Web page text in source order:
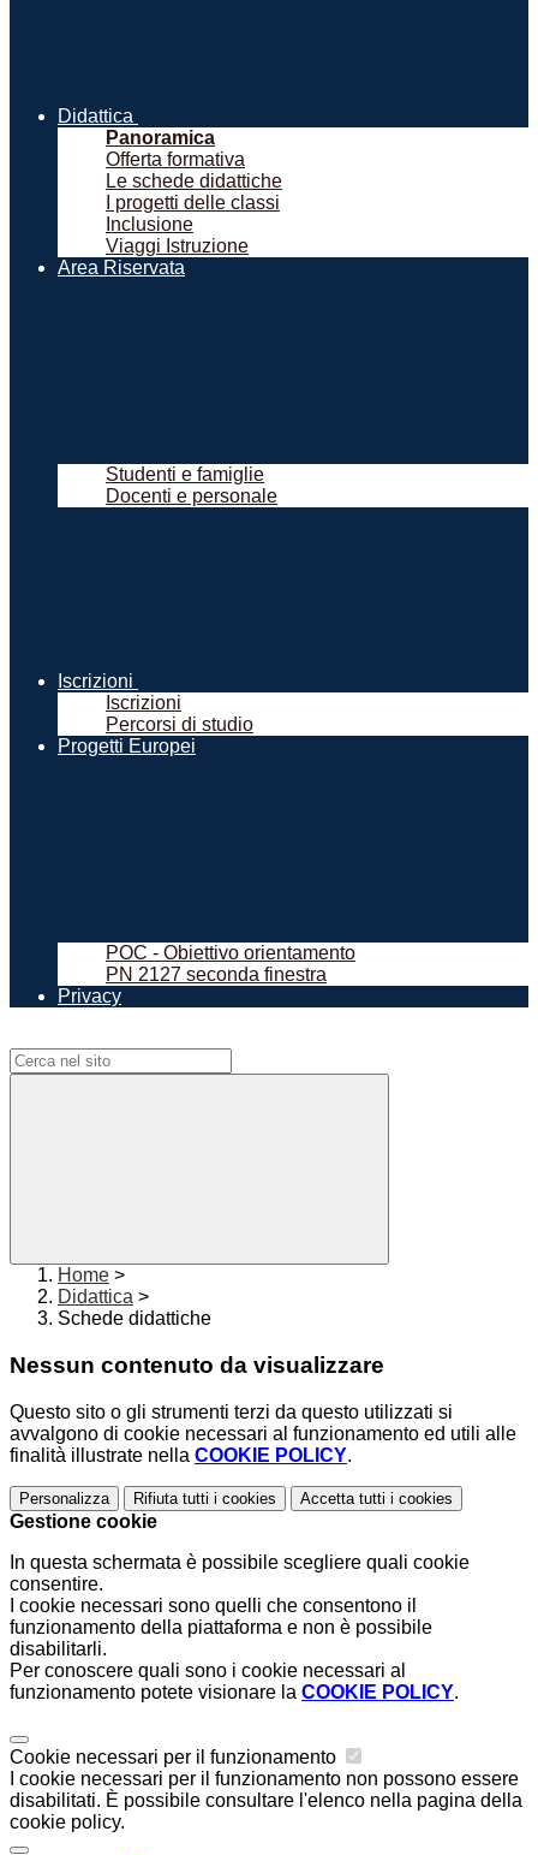
Didattica
Panoramica
Offerta formativa
Le schede didattiche
I progetti delle classi
Inclusione
Viaggi Istruzione
Area Riservata
Studenti e famiglie
Docenti e personale
Iscrizioni
Iscrizioni
Percorsi di studio
Progetti Europei
POC - Obiettivo orientamento
PN 2127 seconda finestra
Privacy
Home >
Didattica >
Schede didattiche
Nessun contenuto da visualizzare
Questo sito o gli strumenti terzi da questo utilizzati si
avvalgono di cookie necessari al funzionamento ed utili alle
finalità illustrate nella COOKIE POLICY.
Personalizza Rifiuta tutti i cookies Accetta tutti i cookies
Gestione cookie
In questa schermata è possibile scegliere quali cookie
consentire.
I cookie necessari sono quelli che consentono il
funzionamento della piattaforma e non è possibile
disabilitarli.
Per conoscere quali sono i cookie necessari al
funzionamento potete visionare la COOKIE POLICY.
Cookie necessari per il funzionamento
I cookie necessari per il funzionamento non possono essere
disabilitati. È possibile consultare l'elenco nella pagina della
cookie policy.